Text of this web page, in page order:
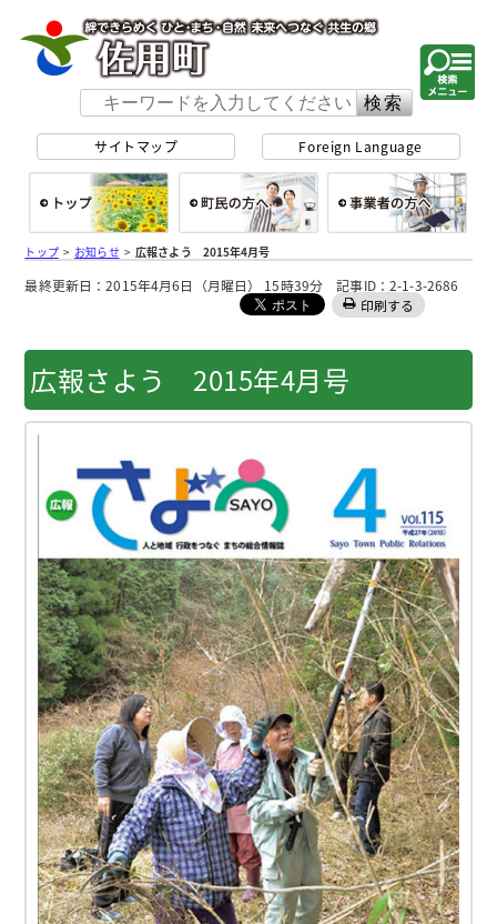
サイトマップ Foreign Language
総合トップ
トップ> お知らせ>広報さよう 2015年4月号
最終更新日：2015年4月6日（月曜日） 15時39分 記事ID：2-1-3-2686
印刷する
広報さよう 2015年4月号